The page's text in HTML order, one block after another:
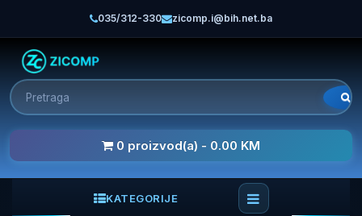
035/312-330 zicomp.i@bih.net.ba
0 proizvod(a) - 0.00 KM
KATEGORIJE